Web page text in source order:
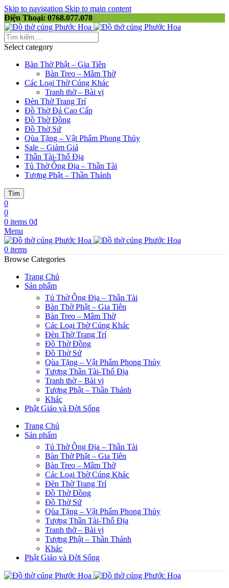
Skip to navigation Skip to main content
Điện Thoại: 0768.077.078
Select category
Bàn Thờ Phật – Gia Tiên
Bàn Treo – Mâm Thờ
Các Loại Thờ Cúng Khác
Tranh thờ – Bài vị
Đèn Thờ Trang Trí
Đồ Thờ Đá Cao Cấp
Đồ Thờ Đồng
Đồ Thờ Sứ
Qùa Tặng – Vật Phẩm Phong Thủy
Sale – Giảm Giá
Thần Tài-Thổ Địa
Tủ Thờ Ông Địa – Thần Tài
Tượng Phật – Thần Thánh
Tìm
0
0
0 items 0₫
Menu
0 items
Browse Categories
Trang Chủ
Sản phẩm
Tủ Thờ Ông Địa – Thần Tài
Bàn Thờ Phật – Gia Tiên
Bàn Treo – Mâm Thờ
Các Loại Thờ Cúng Khác
Đèn Thờ Trang Trí
Đồ Thờ Đồng
Đồ Thờ Sứ
Qùa Tặng – Vật Phẩm Phong Thủy
Tượng Thần Tài-Thổ Địa
Tranh thờ – Bài vị
Tượng Phật – Thần Thánh
Khác
Phật Giáo và Đời Sống
Trang Chủ
Sản phẩm
Tủ Thờ Ông Địa – Thần Tài
Bàn Thờ Phật – Gia Tiên
Bàn Treo – Mâm Thờ
Các Loại Thờ Cúng Khác
Đèn Thờ Trang Trí
Đồ Thờ Đồng
Đồ Thờ Sứ
Qùa Tặng – Vật Phẩm Phong Thủy
Tượng Thần Tài-Thổ Địa
Tranh thờ – Bài vị
Tượng Phật – Thần Thánh
Khác
Phật Giáo và Đời Sống